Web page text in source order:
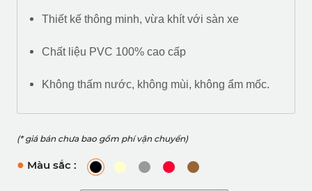
Thiết kế thông minh, vừa khít với sàn xe
Chất liệu PVC 100% cao cấp
Không thấm nước, không mùi, không ẩm mốc.
(* giá bán chưa bao gồm phí vận chuyển)
● Màu sắc :